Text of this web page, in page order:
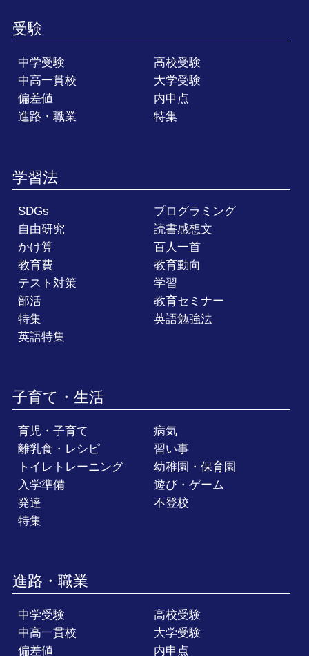
受験
中学受験
高校受験
中高一貫校
大学受験
偏差値
内申点
進路・職業
特集
学習法
SDGs
プログラミング
自由研究
読書感想文
かけ算
百人一首
教育費
教育動向
テスト対策
学習
部活
教育セミナー
特集
英語勉強法
英語特集
子育て・生活
育児・子育て
病気
離乳食・レシピ
習い事
トイレトレーニング
幼稚園・保育園
入学準備
遊び・ゲーム
発達
不登校
特集
進路・職業
中学受験
高校受験
中高一貫校
大学受験
偏差値
内申点